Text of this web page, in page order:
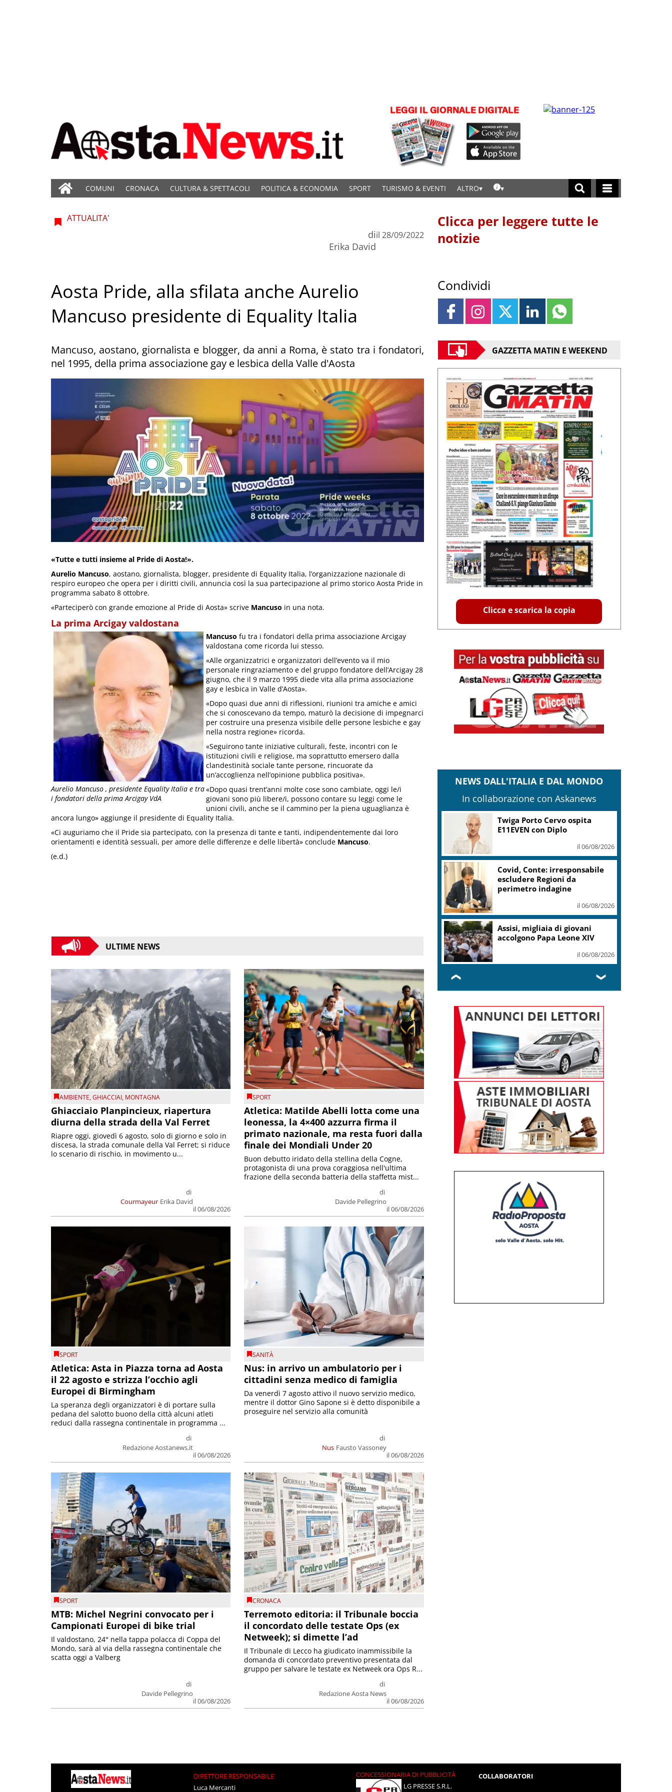
COMUNI CRONACA CULTURA & SPETTACOLI POLITICA & ECONOMIA SPORT TURISMO & EVENTI ALTRO
ATTUALITA'
di
Erika David
il 28/09/2022
Aosta Pride, alla sfilata anche Aurelio
Mancuso presidente di Equality Italia
Mancuso, aostano, giornalista e blogger, da anni a Roma, è stato tra i fondatori,
nel 1995, della prima associazione gay e lesbica della Valle d'Aosta
«Tutte e tutti insieme al Pride di Aosta!».
Aurelio Mancuso, aostano, giornalista, blogger, presidente di Equality Italia, l’organizzazione nazionale di
respiro europeo che opera per i diritti civili, annuncia così la sua partecipazione al primo storico Aosta Pride in
programma sabato 8 ottobre.
«Parteciperò con grande emozione al Pride di Aosta» scrive Mancuso in una nota.
La prima Arcigay valdostana
Aurelio Mancuso , presidente Equality Italia e tra
i fondatori della prima Arcigay VdA
Mancuso fu tra i fondatori della prima associazione Arcigay
valdostana come ricorda lui stesso.
«Alle organizzatrici e organizzatori dell’evento va il mio
personale ringraziamento e del gruppo fondatore dell’Arcigay 28
giugno, che il 9 marzo 1995 diede vita alla prima associazione
gay e lesbica in Valle d’Aosta».
«Dopo quasi due anni di riflessioni, riunioni tra amiche e amici
che si conoscevano da tempo, maturò la decisione di impegnarci
per costruire una presenza visibile delle persone lesbiche e gay
nella nostra regione» ricorda.
«Seguirono tante iniziative culturali, feste, incontri con le
istituzioni civili e religiose, ma soprattutto emersero dalla
clandestinità sociale tante persone, rincuorate da
un’accoglienza nell’opinione pubblica positiva».
«Dopo quasi trent’anni molte cose sono cambiate, oggi le/i
giovani sono più libere/i, possono contare su leggi come le
unioni civili, anche se il cammino per la piena uguaglianza è
ancora lungo» aggiunge il presidente di Equality Italia.
«Ci auguriamo che il Pride sia partecipato, con la presenza di tante e tanti, indipendentemente dai loro
orientamenti e identità sessuali, per amore delle differenze e delle libertà» conclude Mancuso.
(e.d.)
ULTIME NEWS
AMBIENTE,GHIACCIAI, MONTAGNA
Ghiacciaio Planpincieux, riapertura
diurna della strada della Val Ferret
Courmayeur
di
Erika David
il 06/08/2026
Riapre oggi, giovedì 6 agosto, solo di giorno e solo in
discesa, la strada comunale della Val Ferret; si riduce
lo scenario di rischio, in movimento u...
SPORT
Atletica: Matilde Abelli lotta come una
leonessa, la 4×400 azzurra firma il
primato nazionale, ma resta fuori dalla
finale dei Mondiali Under 20
di
Davide Pellegrino
il 06/08/2026
Buon debutto iridato della stellina della Cogne,
protagonista di una prova coraggiosa nell'ultima
frazione della seconda batteria della staffetta mist...
SPORT
Atletica: Asta in Piazza torna ad Aosta
il 22 agosto e strizza l’occhio agli
Europei di Birmingham
di
Redazione Aostanews.it
il 06/08/2026
La speranza degli organizzatori è di portare sulla
pedana del salotto buono della città alcuni atleti
reduci dalla rassegna continentale in programma ...
SANITÀ
Nus: in arrivo un ambulatorio per i
cittadini senza medico di famiglia
Nus
di
Fausto Vassoney
il 06/08/2026
Da venerdì 7 agosto attivo il nuovo servizio medico,
mentre il dottor Gino Sapone si è detto disponibile a
proseguire nel servizio alla comunità
SPORT
MTB: Michel Negrini convocato per i
Campionati Europei di bike trial
di
Davide Pellegrino
il 06/08/2026
Il valdostano, 24° nella tappa polacca di Coppa del
Mondo, sarà al via della rassegna continentale che
scatta oggi a Valberg
CRONACA
Terremoto editoria: il Tribunale boccia
il concordato delle testate Ops (ex
Netweek); si dimette l’ad
di
Redazione Aosta News
il 06/08/2026
Il Tribunale di Lecco ha giudicato inammissibile la
domanda di concordato preventivo presentata dal
gruppo per salvare le testate ex Netweek ora Ops R...
Clicca per leggere tutte le
notizie
Condividi
GAZZETTA MATIN E WEEKEND
Clicca e scarica la copia
NEWS DALL'ITALIA E DAL MONDO
In collaborazione con Askanews
Twiga Porto Cervo ospita
E11EVEN con Diplo
il 06/08/2026
Covid, Conte: irresponsabile
escludere Regioni da
perimetro indagine
il 06/08/2026
Assisi, migliaia di giovani
accolgono Papa Leone XIV
il 06/08/2026
❮ ❯
DIRETTORE RESPONSABILE
Luca Mercanti
CONCESSIONARIA DI PUBBLICITÀ
LG PRESSE S.R.L.
COLLABORATORI